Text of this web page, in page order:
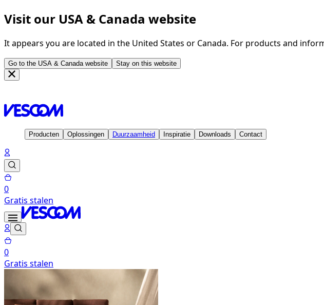
Visit our USA & Canada website
It appears you are located in the United States or Canada. For products and
Go to the USA & Canada website Stay on this website
Producten Oplossingen Duurzaamheid Inspiratie Downloads Contact
0
Gratis stalen
0
Gratis stalen